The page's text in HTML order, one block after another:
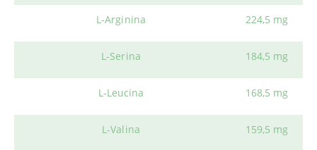
L-Arginina 224,5 mg
L-Serina 184,5 mg
L-Leucina 168,5 mg
L-Valina 159,5 mg